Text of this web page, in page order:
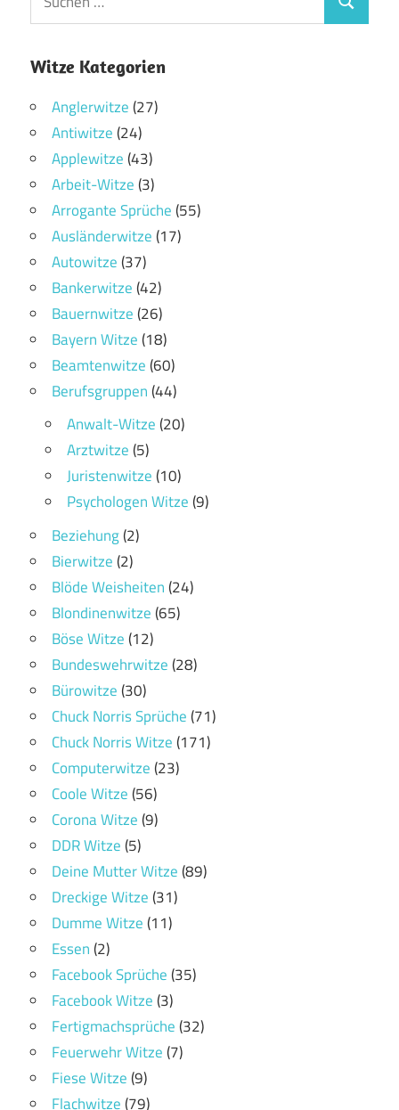
Witze Kategorien
Anglerwitze(27)
Antiwitze(24)
Applewitze(43)
Arbeit-Witze(3)
Arrogante Sprüche(55)
Ausländerwitze(17)
Autowitze(37)
Bankerwitze(42)
Bauernwitze(26)
Bayern Witze(18)
Beamtenwitze(60)
Berufsgruppen(44)
Anwalt-Witze(20)
Arztwitze(5)
Juristenwitze(10)
Psychologen Witze(9)
Beziehung(2)
Bierwitze(2)
Blöde Weisheiten(24)
Blondinenwitze(65)
Böse Witze(12)
Bundeswehrwitze(28)
Bürowitze(30)
Chuck Norris Sprüche(71)
Chuck Norris Witze(171)
Computerwitze(23)
Coole Witze(56)
Corona Witze(9)
DDR Witze(5)
Deine Mutter Witze(89)
Dreckige Witze(31)
Dumme Witze(11)
Essen(2)
Facebook Sprüche(35)
Facebook Witze(3)
Fertigmachsprüche(32)
Feuerwehr Witze(7)
Fiese Witze(9)
Flachwitze(79)